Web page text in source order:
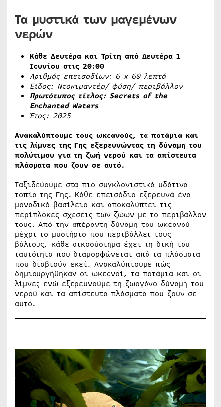
Τα μυστικά των μαγεμένων
νερών
Κάθε Δευτέρα και Τρίτη από Δευτέρα 1
Ιουνίου στις 20:00
Αριθμός επεισοδίων: 6 x60 λεπτά
Είδος: Ντοκιμαντέρ/ φύση/ περιβάλλον
Πρωτότυπος τίτλος: Secrets of the
Enchanted Waters
Έτος: 2025
Ανακαλύπτουμε τους ωκεανούς, τα ποτάμια και
τις λίμνες της Γης εξερευνώντας τη δύναμη του
πολύτιμου για τη ζωή νερού και τα απίστευτα
πλάσματα που ζουν σε αυτό.
Ταξιδεύουμε στα πιο συγκλονιστικά υδάτινα
τοπία της Γης. Κάθε επεισόδιο εξερευνά ένα
μοναδικό βασίλειο και αποκαλύπτει τις
περίπλοκες σχέσεις των ζώων με το περιβάλλον
τους. Από την απέραντη δύναμη του ωκεανού
μέχρι το μυστήριο που περιβάλλει τους
βάλτους, κάθε οικοσύστημα έχει τη δική του
ταυτότητα που διαμορφώνεται από τα πλάσματα
που διαβιούν εκεί. Ανακαλύπτουμε πώς
δημιουργήθηκαν οι ωκεανοί, τα ποτάμια και οι
λίμνες ενώ εξερευνούμε τη ζωογόνο δύναμη του
νερού και τα απίστευτα πλάσματα που ζουν σε
αυτό.